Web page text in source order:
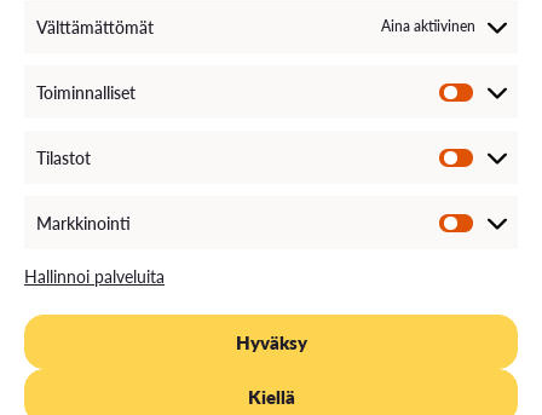
Välttämättömät Aina aktiivinen
Toiminnalliset
Tilastot
Markkinointi
Hallinnoi palveluita
Hyväksy
Kiellä
Henkilöstöhaku
Avoimet työpaikat
VAMKin palautekanava
TIETOSUOJA EVÄSTEKÄYTÄNTÖ